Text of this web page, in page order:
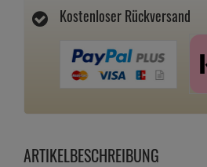
Kostenloser Rückversand
ARTIKELBESCHREIBUNG